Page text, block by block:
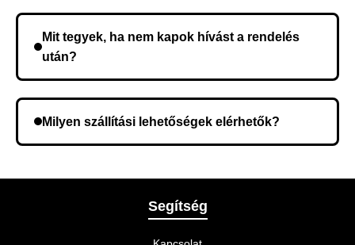
Mit tegyek, ha nem kapok hívást a rendelés
után?
meg a rendelést.
Milyen szállítási lehetőségek elérhetők?
legmegfelelőbb szállítási módot.
Segítség